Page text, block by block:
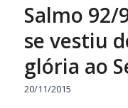
Salmo 92/
se vestiu
glória ao
20/11/2015